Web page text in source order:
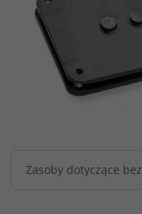
Zasoby dotyczące